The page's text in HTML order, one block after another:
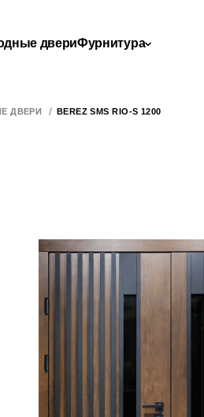
двериФурнитура
ДВЕРИ BEREZ SMS RIO-S 1200